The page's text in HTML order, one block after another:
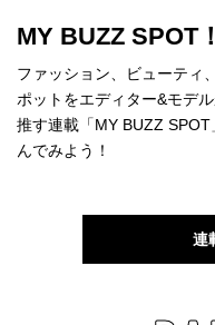
MY BUZZ SPOT！
ファッション、ビューティ
ポットをエディター&モデ
推す連載「MY BUZZ
んでみよう！
連